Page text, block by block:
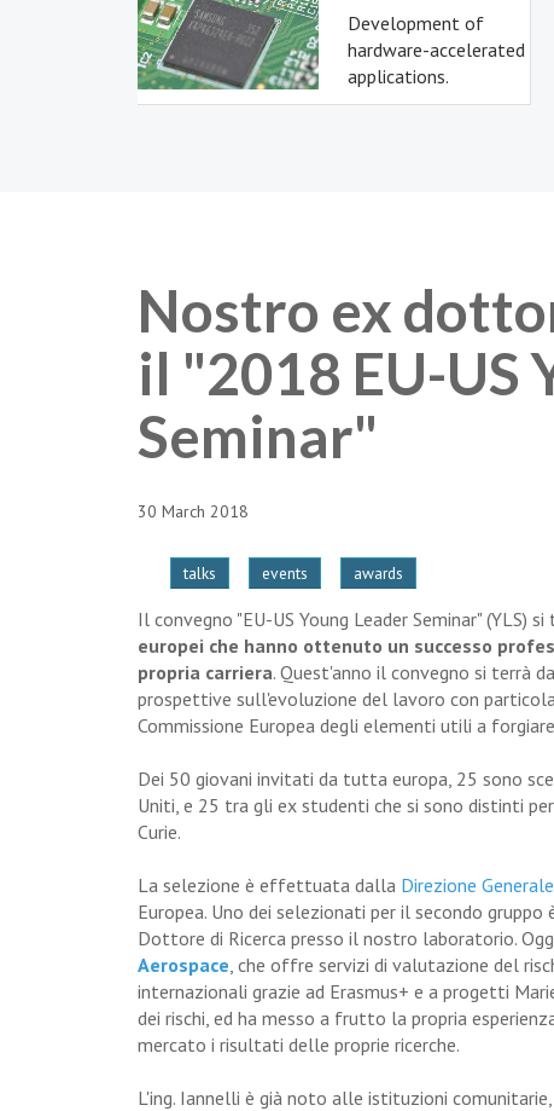
Development of
hardware-accelerated
applications.
Nostro ex
il "2018 EU-US
Seminar"
30 March 2018
talks events awards
Il convegno "EU-US Young Leader Seminar" (YLS) si
europei che hanno ottenuto un successo
propria carriera. Quest'anno il convegno si terrà
prospettive sull'evoluzione del lavoro con
Commissione Europea degli elementi utili a
Dei 50 giovani invitati da tutta europa, 25 sono
Uniti, e 25 tra gli ex studenti che si sono distinti
Curie.
La selezione è effettuata dalla Direzione
Europea. Uno dei selezionati per il secondo gruppo
Dottore di Ricerca presso il nostro laboratorio.
Aerospace, che offre servizi di valutazione del
internazionali grazie ad Erasmus+ e a progetti
dei rischi, ed ha messo a frutto la propria
mercato i risultati delle proprie ricerche.
L'ing. Iannelli è già noto alle istituzioni